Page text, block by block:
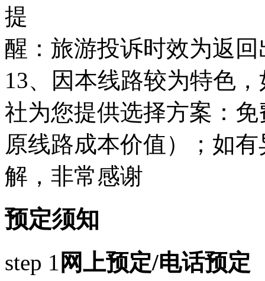
提
醒：旅游投诉时效为返
13、因本线路较为特色
社为您提供选择方案：
原线路成本价值）；如
解，非常感谢
预定须知
step 1 网上预定/电话预定